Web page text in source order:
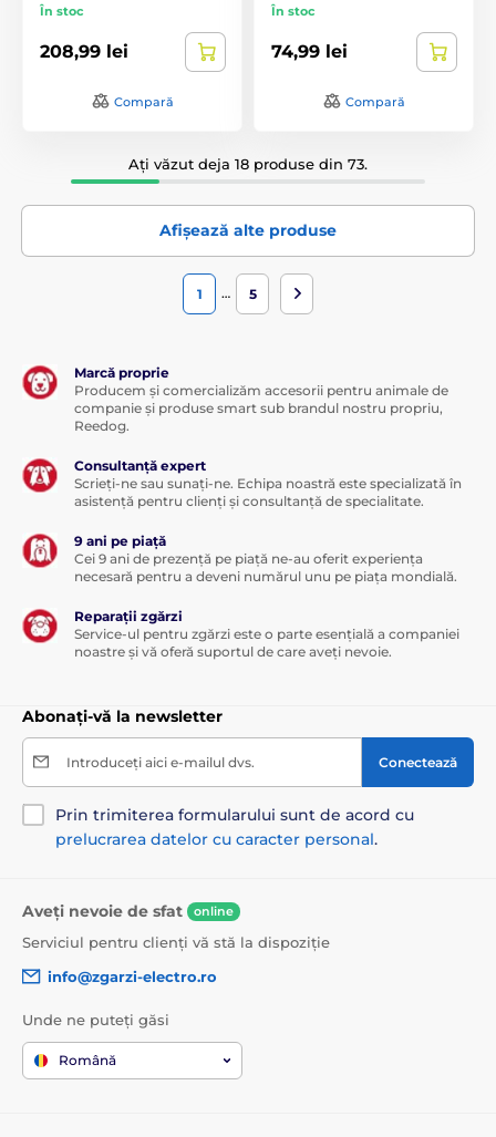
În stoc
208,99 lei
Compară
În stoc
74,99 lei
Compară
Ați văzut deja 18 produse din 73.
Afișează alte produse
1 … 5
Marcă proprie
Producem și comercializăm accesorii pentru animale de
companie și produse smart sub brandul nostru propriu,
Reedog.
Consultanță expert
Scrieți-ne sau sunați-ne. Echipa noastră este specializată în
asistență pentru clienți și consultanță de specialitate.
9 ani pe piață
Cei 9 ani de prezență pe piață ne-au oferit experiența
necesară pentru a deveni numărul unu pe piața mondială.
Reparații zgărzi
Service-ul pentru zgărzi este o parte esențială a companiei
noastre și vă oferă suportul de care aveți nevoie.
Abonați-vă la newsletter
Introduceți aici e-mailul dvs. Conectează
Prin trimiterea formularului sunt de acord cu
prelucrarea datelor cu caracter personal.
Aveți nevoie de sfat online
Serviciul pentru clienți vă stă la dispoziție
info@zgarzi-electro.ro
Unde ne puteți găsi
Română